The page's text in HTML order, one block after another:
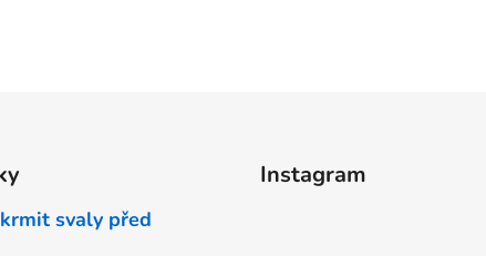
svaly před
Instagram